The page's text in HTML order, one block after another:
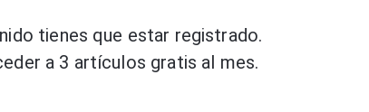
“Creo sinceramente que el nivel local que
Efectivamente no nos cerramos a
tienes que estar registrado.
a 3 artículos gratis al mes.